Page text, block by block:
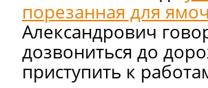
порезанная для
Александрович
дозвониться до
приступить к